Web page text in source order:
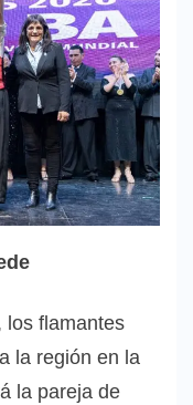
los flamantes
la región en la
la pareja de